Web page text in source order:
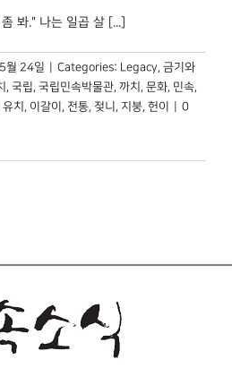
봐." 나는 일곱 살 [...]
월 24일 Categories: Legacy, 금기와
, 국립, 국립민속박물관, 까치 , 문화, 민속,
유치 , 이갈이 , 전통, 젖니 , 지붕, 헌이
0